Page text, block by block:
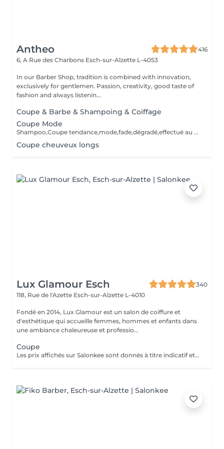
Antheo
416
6, A Rue des Charbons Esch-sur-Alzette L-4053
In our Barber Shop, tradition is combined with innovation,
exclusively for gentlemen. Passion, creativity, good taste of
fashion and always listenin...
Coupe & Barbe & Shampoing & Coiffage
Coupe Mode
Shampoo,Coupe tendance,mode,fade,dégradé,effectué au ciseaux /tondeuses,Shampoo,Styling,Produits de finition.Les outils sont désinfectés pour chaque service.
Coupe cheuveux longs
Lux Glamour Esch
340
118, Rue de l'Azette Esch-sur-Alzette L-4010
Fondé en 2014, Lux Glamour est un salon de coiffure et
d'esthétique qui accueille femmes, hommes et enfants dans
une ambiance chaleureuse et professio...
Coupe
Les prix affichés sur Salonkee sont donnés à titre indicatif et correspondent aux tarifs de base. La coupe est une prestation indépendante et n'inclut ni le lavage ni le brushing. Un diagnostic personnalisé sera réalisé lors de votre arrivée afin de vous conseiller au mieux en fonction de vos envies, de votre type de cheveux et du résultat souhaité. Dans tous les cas, un devis détaillé vous sera communiqué avant toute prestation complémentaire, réalisée uniquement avec votre accord.